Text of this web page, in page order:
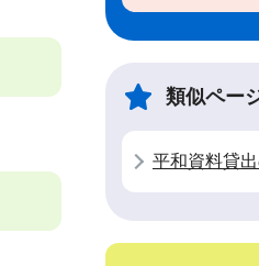
類似ペー
平和資料貸